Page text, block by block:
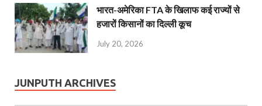
भारत-अमेरिका FTA के खिलाफ कई राज्यों से
हजारों किसानों का दिल्ली कूच
July 20, 2026
JUNPUTH ARCHIVES